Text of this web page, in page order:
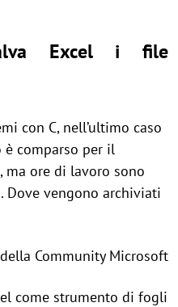
Excel i file
con C, nell’ultimo caso
comparso per il
ore di lavoro sono
vengono archiviati
Community Microsoft
come strumento di fogli